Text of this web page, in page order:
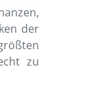
der
zu